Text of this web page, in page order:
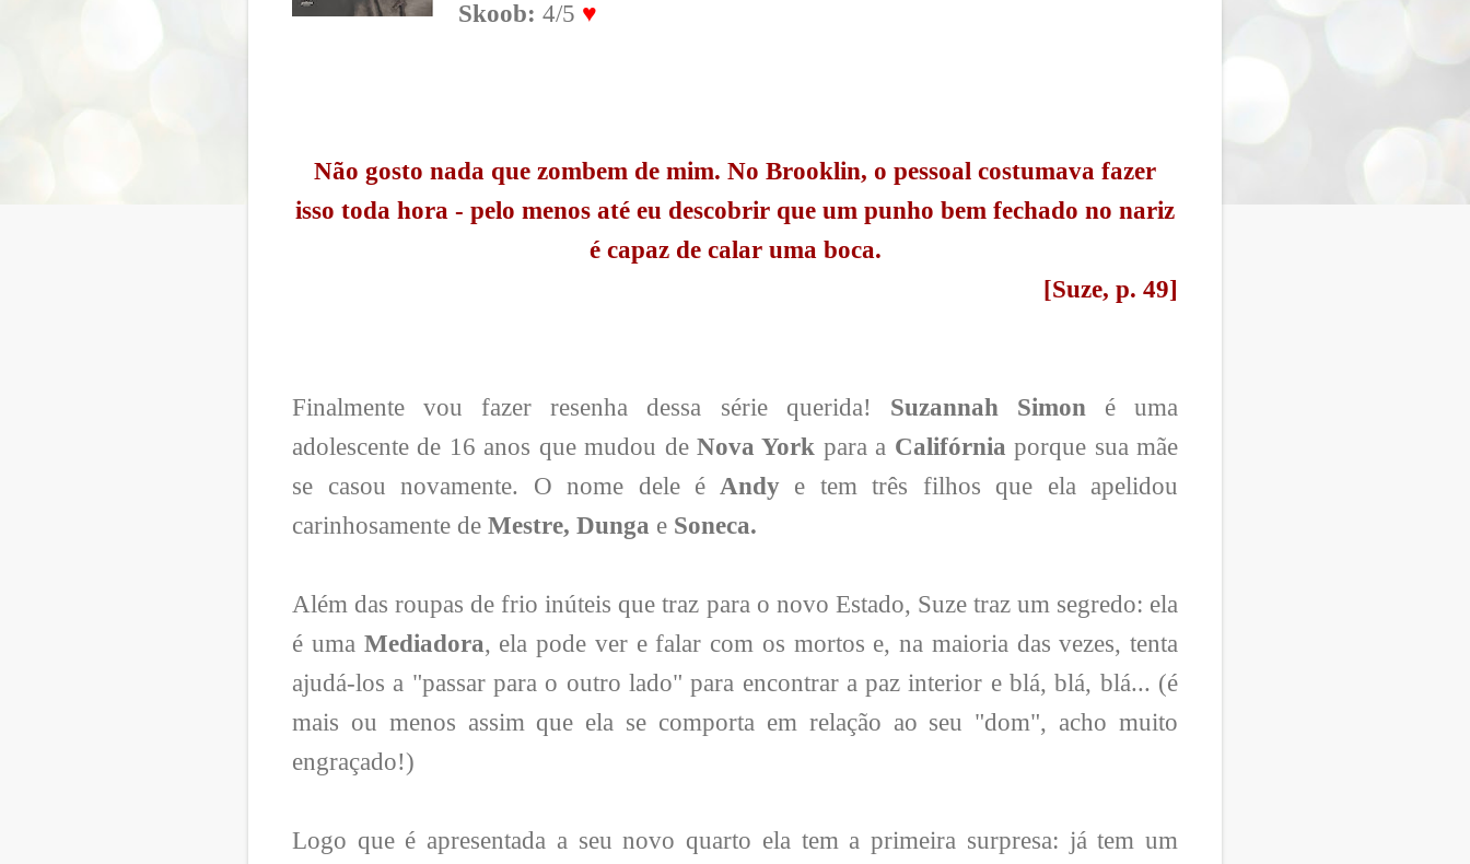
Skoob: 4/5 ♥
Não gosto nada que zombem de mim. No Brooklin, o pessoal costumava fazer
isso toda hora - pelo menos até eu descobrir que um punho bem fechado no nariz
é capaz de calar uma boca.
[Suze, p. 49]
Finalmente vou fazer resenha dessa série querida! Suzannah Simon é uma
adolescente de 16 anos que mudou de Nova York para a Califórnia porque sua mãe
se casou novamente. O nome dele é Andye tem três filhos que ela apelidou
carinhosamente de Mestre, Dunga e Soneca.
Além das roupas de frio inúteis que traz para o novo Estado, Suze traz um segredo: ela
é uma Mediadora, ela pode ver e falar com os mortos e, na maioria das vezes, tenta
ajudá-los a "passar para o outro lado" para encontrar a paz interior e blá, blá, blá... (é
mais ou menos assim que ela se comporta em relação ao seu "dom", acho muito
engraçado!)
Logo que é apresentada a seu novo quarto ela tem a primeira surpresa: já tem um